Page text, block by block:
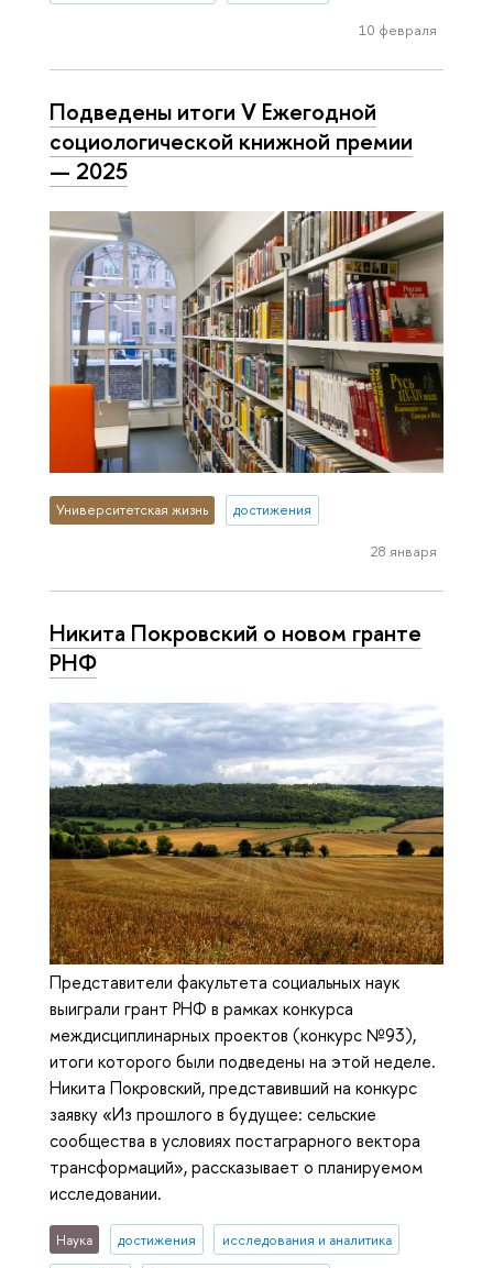
10 февраля
Подведены итоги V Ежегодной
социологической книжной премии
— 2025
Университетская жизнь достижения
28 января
Никита Покровский о новом гранте
РНФ
Представители факультета социальных наук
выиграли грант РНФ в рамках конкурса
междисциплинарных проектов (конкурс №93),
итоги которого были подведены на этой неделе.
Никита Покровский, представивший на конкурс
заявку «Из прошлого в будущее: сельские
сообщества в условиях постаграрного вектора
трансформаций», рассказывает о планируемом
исследовании.
Наука достижения исследования и аналитика